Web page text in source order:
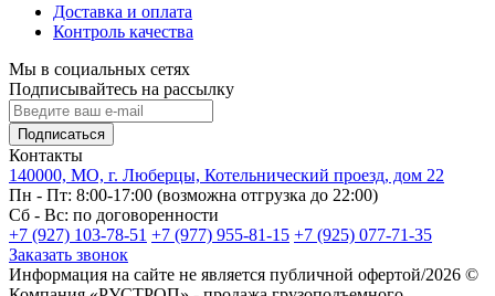
Доставка и оплата
Контроль качества
Мы в социальных сетях
Подписывайтесь на рассылку
Подписаться
Контакты
140000, МО, г. Люберцы, Котельнический проезд, дом 22
Пн - Пт: 8:00-17:00 (возможна отгрузка до 22:00)
Сб - Вс: по договоренности
+7 (927) 103-78-51 +7 (977) 955-81-15 +7 (925) 077-71-35
Заказать звонок
Информация на сайте не является публичной офертой/2026 ©